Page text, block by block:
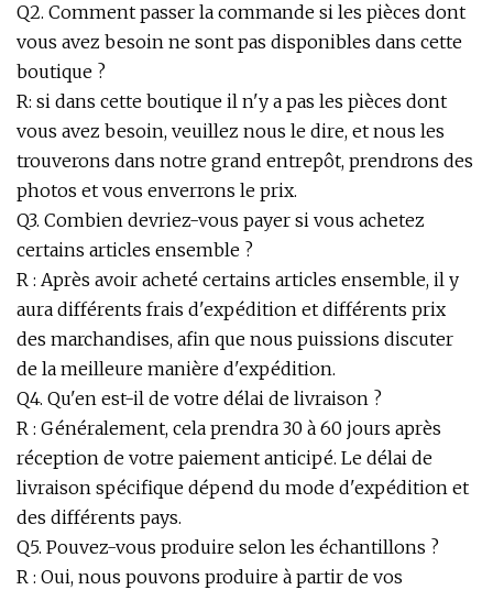
Q2. Comment passer la commande si les pièces dont
vous avez besoin ne sont pas disponibles dans cette
boutique ?
R: si dans cette boutique il n'y a pas les pièces dont
vous avez besoin, veuillez nous le dire, et nous les
trouverons dans notre grand entrepôt, prendrons des
photos et vous enverrons le prix.
Q3. Combien devriez-vous payer si vous achetez
certains articles ensemble ?
R : Après avoir acheté certains articles ensemble, il y
aura différents frais d'expédition et différents prix
des marchandises, afin que nous puissions discuter
de la meilleure manière d'expédition.
Q4. Qu'en est-il de votre délai de livraison ?
R : Généralement, cela prendra 30 à 60 jours après
réception de votre paiement anticipé. Le délai de
livraison spécifique dépend du mode d'expédition et
des différents pays.
Q5. Pouvez-vous produire selon les échantillons ?
R : Oui, nous pouvons produire à partir de vos